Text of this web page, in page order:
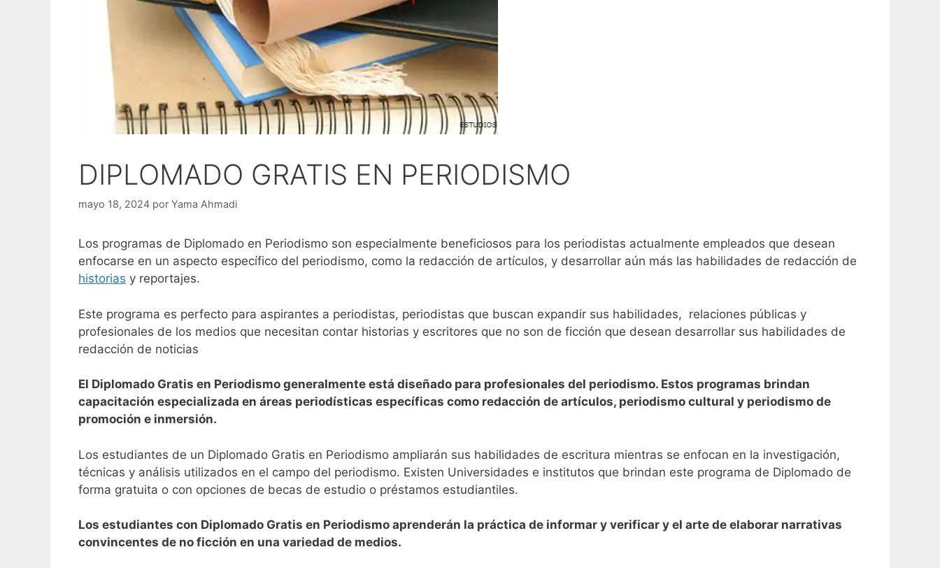
DIPLOMADO GRATIS EN PERIODISMO
mayo 18, 2024 por Yama Ahmadi
Los programas de Diplomado en Periodismo son especialmente beneficiosos para los periodistas actualmente empleados que desean
enfocarse en un aspecto específico del periodismo, como la redacción de artículos, y desarrollar aún más las habilidades de redacción de
historias y reportajes.
Este programa es perfecto para aspirantes a periodistas, periodistas que buscan expandir sus habilidades, relaciones públicas y
profesionales de los medios que necesitan contar historias y escritores que no son de ficción que desean desarrollar sus habilidades de
redacción de noticias
El Diplomado Gratis en Periodismo generalmente está diseñado para profesionales del periodismo. Estos programas brindan
capacitación especializada en áreas periodísticas específicas como redacción de artículos, periodismo cultural y periodismo de
promoción e inmersión.
Los estudiantes de un Diplomado Gratis en Periodismo ampliarán sus habilidades de escritura mientras se enfocan en la investigación,
técnicas y análisis utilizados en el campo del periodismo. Existen Universidades e institutos que brindan este programa de Diplomado de
forma gratuita o con opciones de becas de estudio o préstamos estudiantiles.
Los estudiantes con Diplomado Gratis en Periodismo aprenderán la práctica de informar y verificar y el arte de elaborar narrativas
convincentes de no ficción en una variedad de medios.